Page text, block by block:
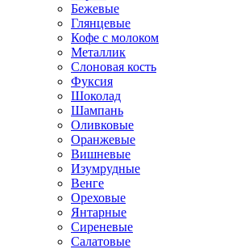
Бежевые
Глянцевые
Кофе с молоком
Металлик
Слоновая кость
Фуксия
Шоколад
Шампань
Оливковые
Оранжевые
Вишневые
Изумрудные
Венге
Ореховые
Янтарные
Сиреневые
Салатовые